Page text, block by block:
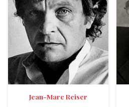
Jean-Marc Reiser